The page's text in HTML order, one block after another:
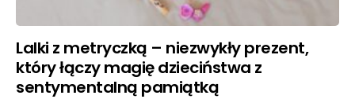
Lalki z metryczką – niezwykły prezent,
który łączy magię dzieciństwa z
sentymentalną pamiątką